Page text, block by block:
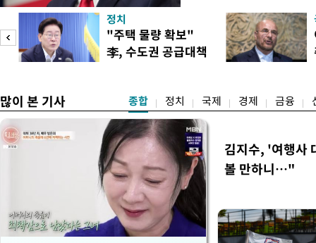
관광'을 금지하라고 지시
집무실에서 이 같은 내용
위한 두가지 행정명령에
내에서 출산할 목적으로 외
정치
"주택 물량 확보"
李, 수도권 공급대책
많이 본 기사 종합 정치 국제 경제 금융
김지수, '여행사
볼 만하니…"